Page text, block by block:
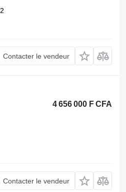
2
Contacter le vendeur
4 656 000 F CFA
Contacter le vendeur